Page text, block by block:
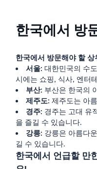
한국에서 방
한국에서 방문해야 할
서울: 대한민국의 수
시에는 쇼핑, 식사, 엔터
부산: 부산은 한국의
제주도: 제주도는 아
경주: 경주는 고대 유
을 즐길 수 있습니다.
강릉: 강릉은 아름다
길 수 있습니다.
한국에서 언급할 만